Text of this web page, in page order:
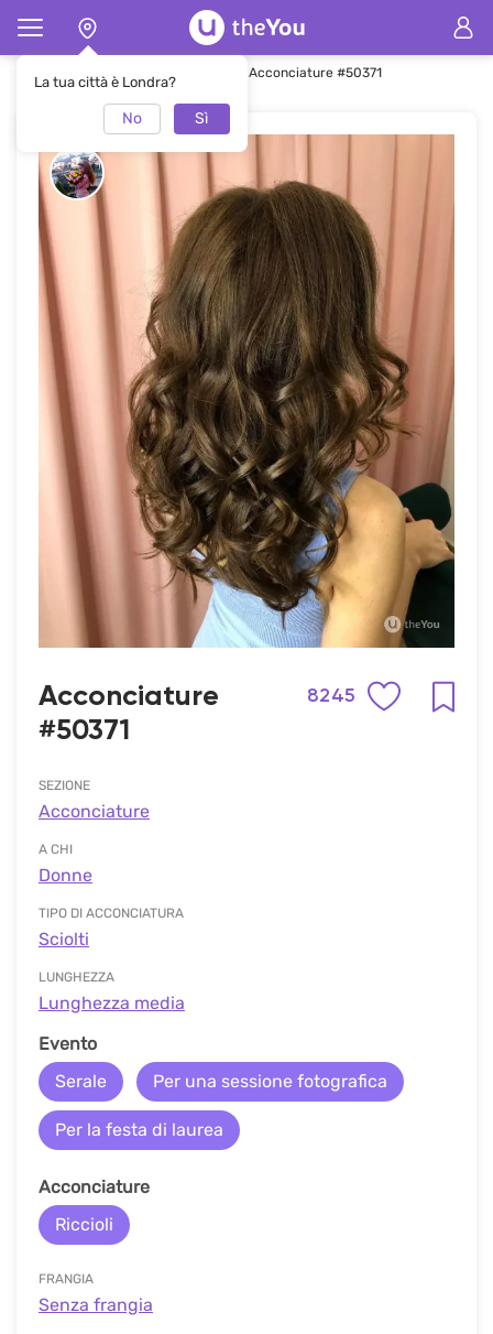
La tua città è Londra?
No Sì
Pagina principale Acconciature Acconciature #50371
Acconciature
#50371
8245
SEZIONE
Acconciature
A CHI
Donne
TIPO DI ACCONCIATURA
Sciolti
LUNGHEZZA
Lunghezza media
Evento
Serale
Per una sessione fotografica
Per la festa di laurea
Acconciature
Riccioli
FRANGIA
Senza frangia